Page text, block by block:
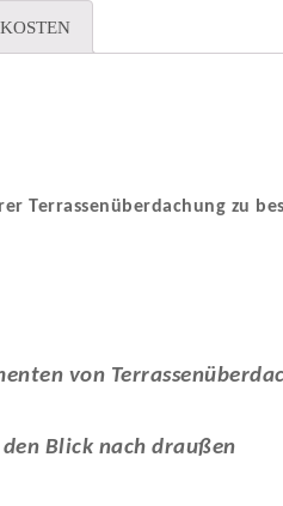
Terrassenüberdachung zu
von
Blick nach draußen